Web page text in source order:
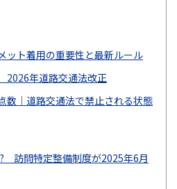
ット着用の重要性と最新ルール
年道路交通法改正
数｜道路交通法で禁止される状態
訪問特定整備制度が2025年6月